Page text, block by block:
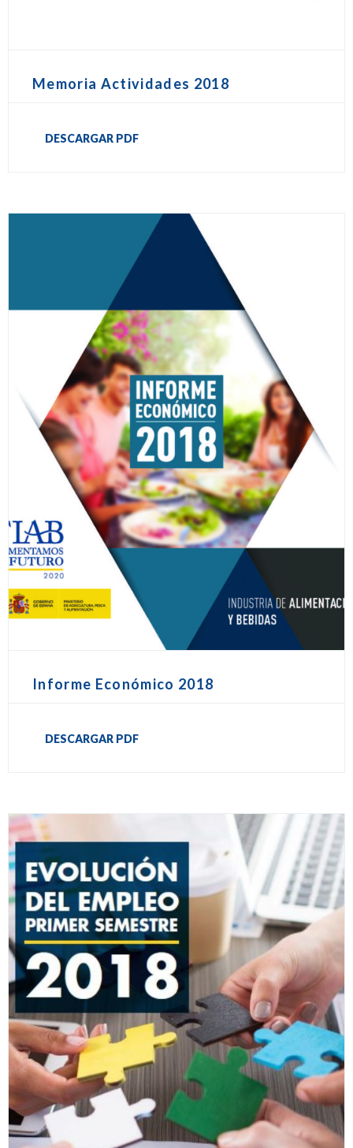
Memoria Actividades 2018
DESCARGAR PDF
Informe Económico 2018
DESCARGAR PDF